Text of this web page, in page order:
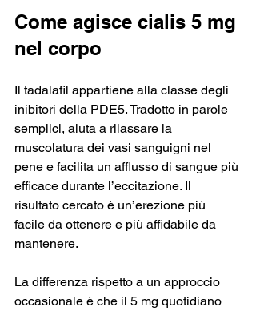
Come agisce cialis 5 mg
nel corpo
Il tadalafil appartiene alla classe degli
inibitori della PDE5. Tradotto in parole
semplici, aiuta a rilassare la
muscolatura dei vasi sanguigni nel
pene e facilita un afflusso di sangue più
efficace durante l’eccitazione. Il
risultato cercato è un’erezione più
facile da ottenere e più affidabile da
mantenere.
La differenza rispetto a un approccio
occasionale è che il 5 mg quotidiano